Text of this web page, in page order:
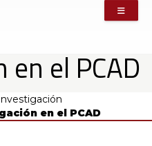
el PCAD
en el PCAD